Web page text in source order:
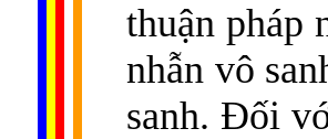
thuận pháp
nhẫn vô
sanh. Đối